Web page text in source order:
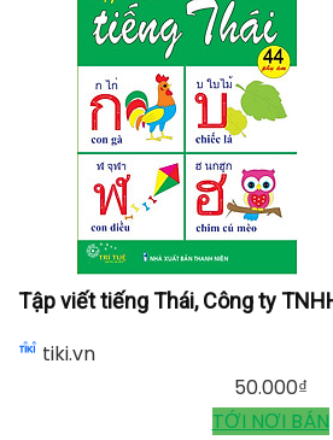
Tập viết tiếng Thái, Công ty
tiki.vn
50.000₫
TỚI NƠI BÁN